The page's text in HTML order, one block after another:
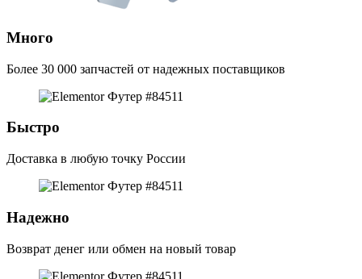
Много
Более 30 000 запчастей от надежных поставщиков
Быстро
Доставка в любую точку России
Надежно
Возврат денег или обмен на новый товар